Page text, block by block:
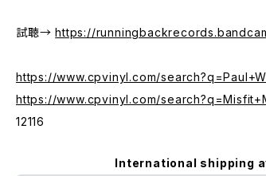
試聴→https://
https://www.cpvinyl.com/
https://www.cpvinyl.com/
12116
International shipping